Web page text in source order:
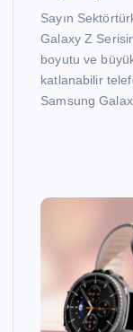
Sayın
Galaxy Z
boyutu ve
katlanabilir
Samsung